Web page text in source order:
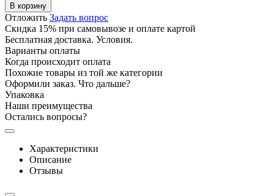
В корзину
Отложить Задать вопрос
Скидка 15% при самовывозе и оплате картой
Бесплатная доставка. Условия.
Варианты оплаты
Когда происходит оплата
Похожие товары из той же категории
Оформили заказ. Что дальше?
Упаковка
Наши преимущества
Остались вопросы?
Характеристики
Описание
Отзывы